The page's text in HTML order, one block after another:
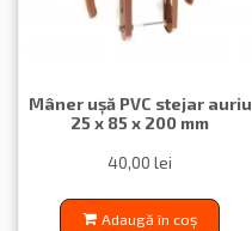
Mâner ușă PVC stejar auriu
25 x 85 x 200 mm
40,00 lei
Adaugă în coș